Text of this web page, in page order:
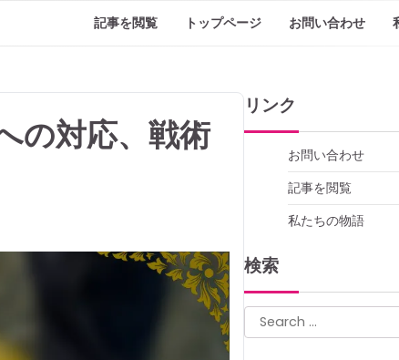
記事を閲覧 トップページ お問い合わせ
の対応、戦術
リンク
お問い合わせ
記事を閲覧
私たちの物語
検索
Search
for: